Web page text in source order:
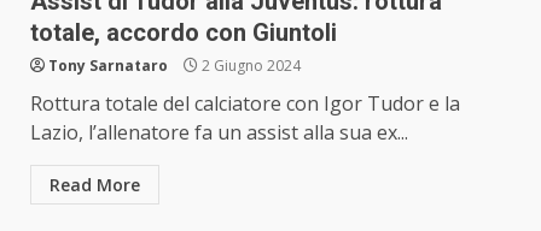
totale, accordo con Giuntoli
Tony Sarnataro 2 Giugno 2024
Rottura totale del calciatore con Igor Tudor e la
Lazio, l’allenatore fa un assist alla sua ex...
Read More